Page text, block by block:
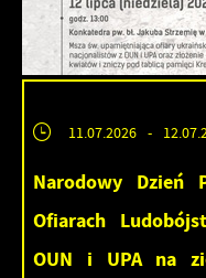
11.07.2026 -
Narodowy Dzień
Ofiarach
OUN i UPA na